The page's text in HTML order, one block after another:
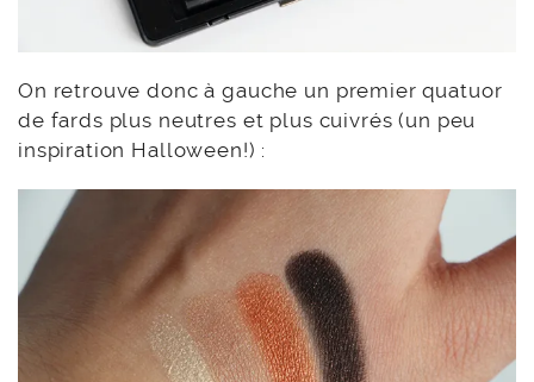
On retrouve donc à gauche un premier quatuor
de fards plus neutres et plus cuivrés (un peu
inspiration Halloween!) :